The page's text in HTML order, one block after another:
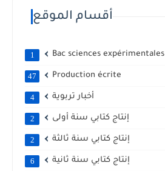
أقسام الموقع
Bac sciences expérimentales
1
Production écrite
47
أخبار تربوية 4
إنتاج كتابي سنة أولى 2
إنتاج كتابي سنة ثالثة 2
إنتاج كتابي سنة ثانية 6